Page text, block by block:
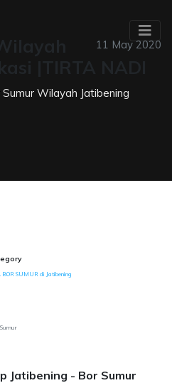
11 May 2020
Sumur Wilayah Jatibening
BOR SUMUR di Jatibening
Jatibening - Bor Sumur